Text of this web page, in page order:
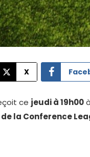
X
ce jeudi à 19h00
la Conference